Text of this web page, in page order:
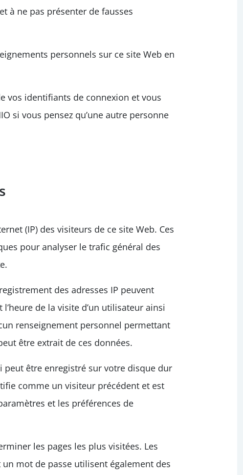
à ne pas présenter de fausses
personnels sur ce site Web en
vos identifiants de connexion et vous
si vous pensez qu’une autre personne
(IP) des visiteurs de ce site Web. Ces
pour analyser le trafic général des
des adresses IP peuvent
de la visite d’un utilisateur ainsi
renseignement personnel permettant
être extrait de ces données.
être enregistré sur votre disque dur
comme un visiteur précédent et est
et les préférences de
les pages les plus visitées. Les
mot de passe utilisent également des